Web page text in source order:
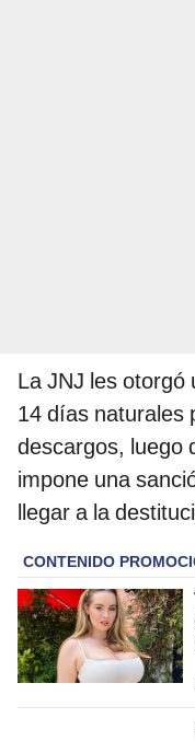
La JNJ les otorgó
14 días naturales
descargos, luego
impone una
llegar a la